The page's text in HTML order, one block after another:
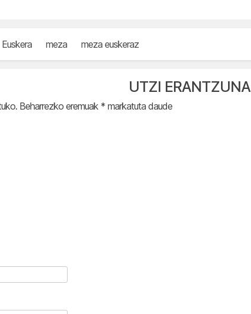
Euskera meza meza euskeraz
UTZI ERANTZUNA
Beharrezko eremuak * markatuta daude